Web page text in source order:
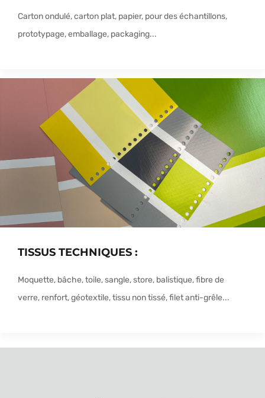
Carton ondulé, carton plat, papier, pour des échantillons,
prototypage, emballage, packaging...
TISSUS TECHNIQUES :
Moquette, bâche, toile, sangle, store, balistique, fibre de
verre, renfort, géotextile, tissu non tissé, filet anti-grêle...